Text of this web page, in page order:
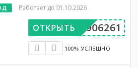
Работает до 01.10.2026
BP906261
ОТКРЫТЬ
100% УСПЕШНО